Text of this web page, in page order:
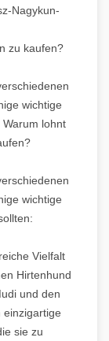
Nagykun-
zu kaufen?
wichtige
lohnt
wichtige
Vielfalt
Hirtenhund
und den
einzigartige
sie zu